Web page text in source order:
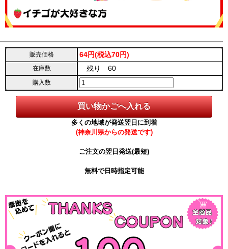
販売価格 64円(税込70円)
在庫数 残り 60
購入数
多くの地域が発送翌日に到着
(神奈川県からの発送です)
ご注文の翌日発送(最短)
無料で日時指定可能